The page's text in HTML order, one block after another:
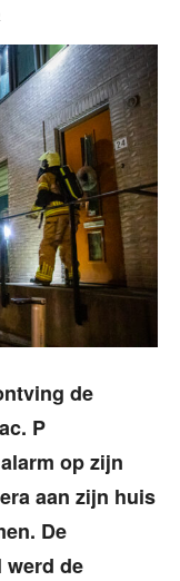
de
P
op zijn
aan zijn huis
De
werd de